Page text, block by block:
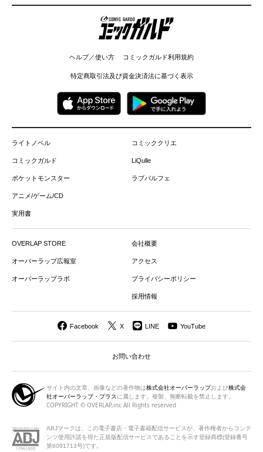
コミックガルド
ヘルプ／使い方 コミックガルド利用規約
特定商取引法及び資金決済法に基づく表示
ライトノベル
コミックガルド
ポケットモンスター
アニメ/ゲーム/CD
実用書
コミッククリエ
LiQulle
ラブパルフェ
OVERLAP STORE
オーバーラップ広報室
オーバーラップラボ
会社概要
アクセス
プライバシーポリシー
採用情報
Facebook X LINE YouTube
お問い合わせ
サイト内の文章、画像などの著作物は株式会社オーバーラップおよび株式会
社オーバーラップ・プラス に属します。複製、無断転載を禁止します。
COPYRIGHT © OVERLAP,inc All Rights reserved
ABJマークは、この電子書店・電子書籍配信サービスが、著作権者からコンテ
ンツ使用許諾を得た正規版配信サービスであることを示す登録商標(登録番号
第6091713号)です。